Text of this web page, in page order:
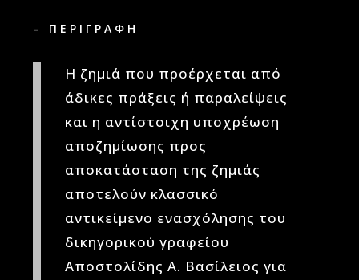
– ΠΕΡΙΓΡΑΦΗ
Η ζημιά που προέρχεται από
άδικες πράξεις ή παραλείψεις
και η αντίστοιχη υποχρέωση
αποζημίωσης προς
αποκατάσταση της ζημιάς
αποτελούν κλασσικό
αντικείμενο ενασχόλησης του
δικηγορικού γραφείου
Αποστολίδης Α. Βασίλειος για